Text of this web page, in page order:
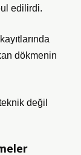
edilirdi.
dökmenin
değil